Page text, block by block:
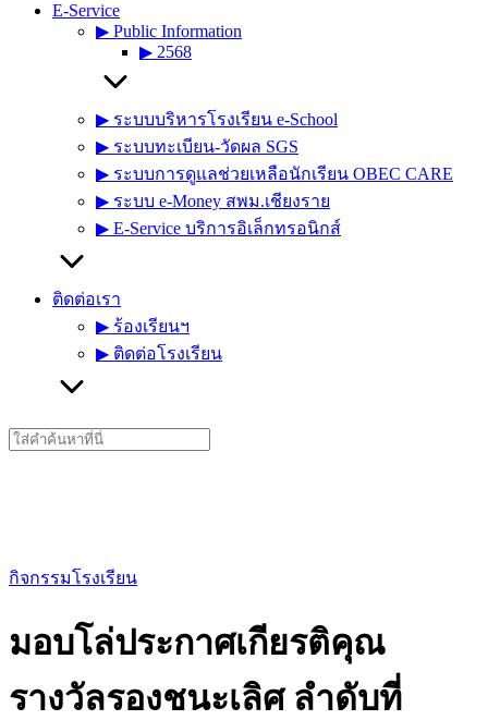
E-Service
▶︎ Public Information
▶︎ 2568
▶︎ ระบบบริหารโรงเรียน e-School
▶︎ ระบบทะเบียน-วัดผล SGS
▶︎ ระบบการดูแลช่วยเหลือนักเรียน OBEC CARE
▶︎ ระบบ e-Money สพม.เชียงราย
▶︎ E-Service บริการอิเล็กทรอนิกส์
ติดต่อเรา
▶︎ ร้องเรียนฯ
▶︎ ติดต่อโรงเรียน
Search
for:
กิจกรรมโรงเรียน
มอบโล่ประกาศเกียรติคุณ
รางวัลรองชนะเลิศ ลำดับที่